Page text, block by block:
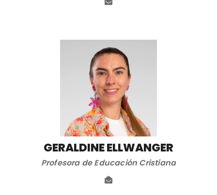
GERALDINE ELLWANGER
Profesora de Educación Cristiana